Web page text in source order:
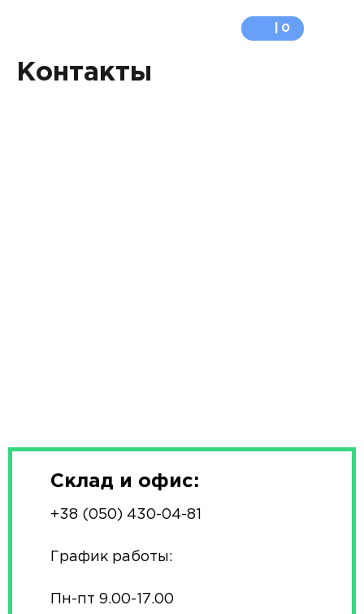
0
Контакты
Склад и офис:
+38 (050) 430-04-81
График работы:
Пн-пт 9.00-17.00